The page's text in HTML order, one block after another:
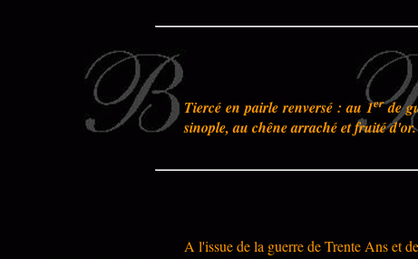
Tiercé en pairle renversé : au 1erde
sinople, au chêne arraché et fruité d'or.
A l'issue de la guerre de Trente Ans et